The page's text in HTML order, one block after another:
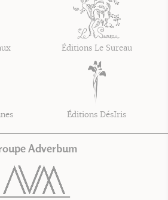
Éditions Le Sureau
Éditions DésIris
Adverbum